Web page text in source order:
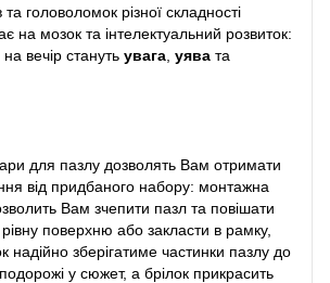
головоломок різної складності
на мозок та інтелектуальний розвиток:
вечір стануть увага уява та
для пазлу дозволять Вам отримати
від придбаного набору: монтажна
Вам зчепити пазл та повішати
поверхню або закласти в рамку,
надійно зберігатиме частинки пазлу до
у сюжет, а брілок прикрасить